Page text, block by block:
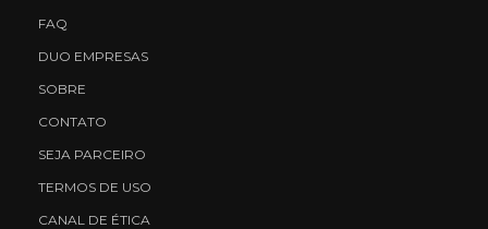
FAQ
DUO EMPRESAS
SOBRE
CONTATO
SEJA PARCEIRO
TERMOS DE USO
CANAL DE ÉTICA